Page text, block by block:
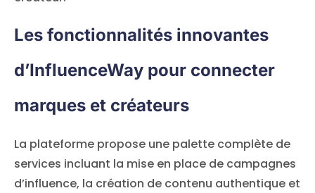
Les fonctionnalités innovantes
d’InfluenceWay pour connecter
marques et créateurs
La plateforme propose une palette complète de
services incluant la mise en place de campagnes
d’influence, la création de contenu authentique et